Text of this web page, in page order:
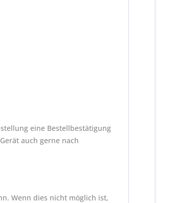
eine Bestellbestätigung
auch gerne nach
Wenn dies nicht möglich ist,